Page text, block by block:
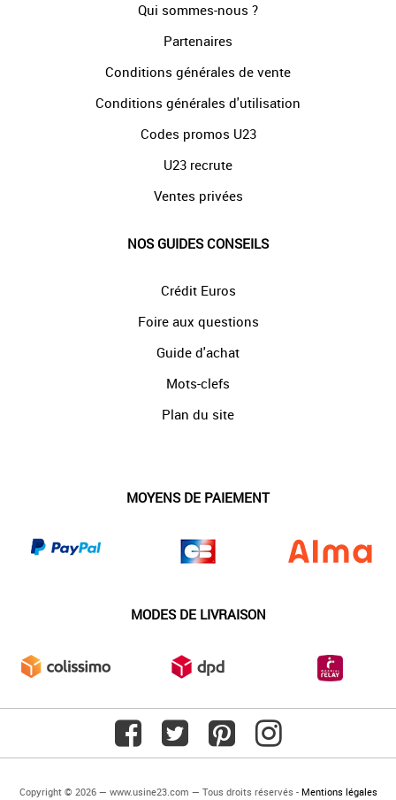
Qui sommes-nous ?
Partenaires
Conditions générales de vente
Conditions générales d'utilisation
Codes promos U23
U23 recrute
Ventes privées
NOS GUIDES CONSEILS
Crédit Euros
Foire aux questions
Guide d'achat
Mots-clefs
Plan du site
MOYENS DE PAIEMENT
MODES DE LIVRAISON
Copyright © 2026 — www.usine23.com — Tous droits réservés - Mentions légales